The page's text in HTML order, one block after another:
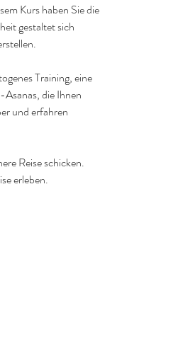
Kurs haben Sie die
gestaltet sich
Training, eine
die Ihnen
und erfahren
Reise schicken.
erleben.